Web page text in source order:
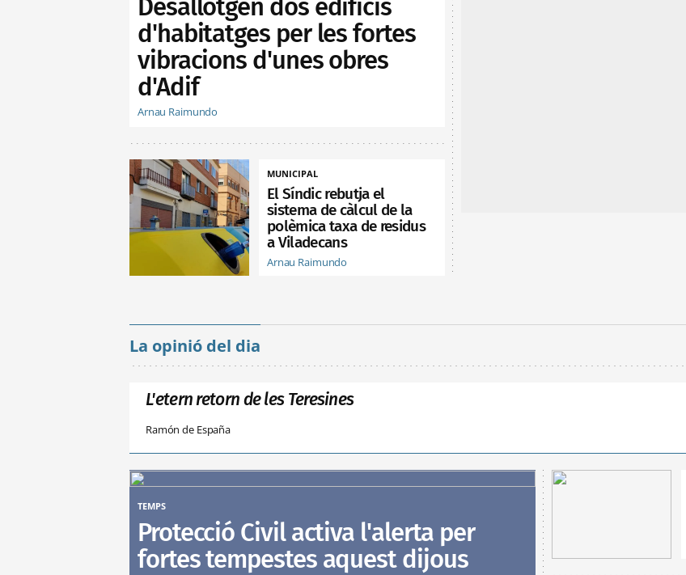
Desallotgen dos edificis
d'habitatges per les fortes
vibracions d'unes obres
d'Adif
Arnau Raimundo
MUNICIPAL
El Síndic rebutja el
sistema de càlcul de la
polèmica taxa de residus
a Viladecans
Arnau Raimundo
La opinió del dia
L'etern retorn de les Teresines
Ramón de España
TEMPS
Protecció Civil activa l'alerta per
fortes tempestes aquest dijous